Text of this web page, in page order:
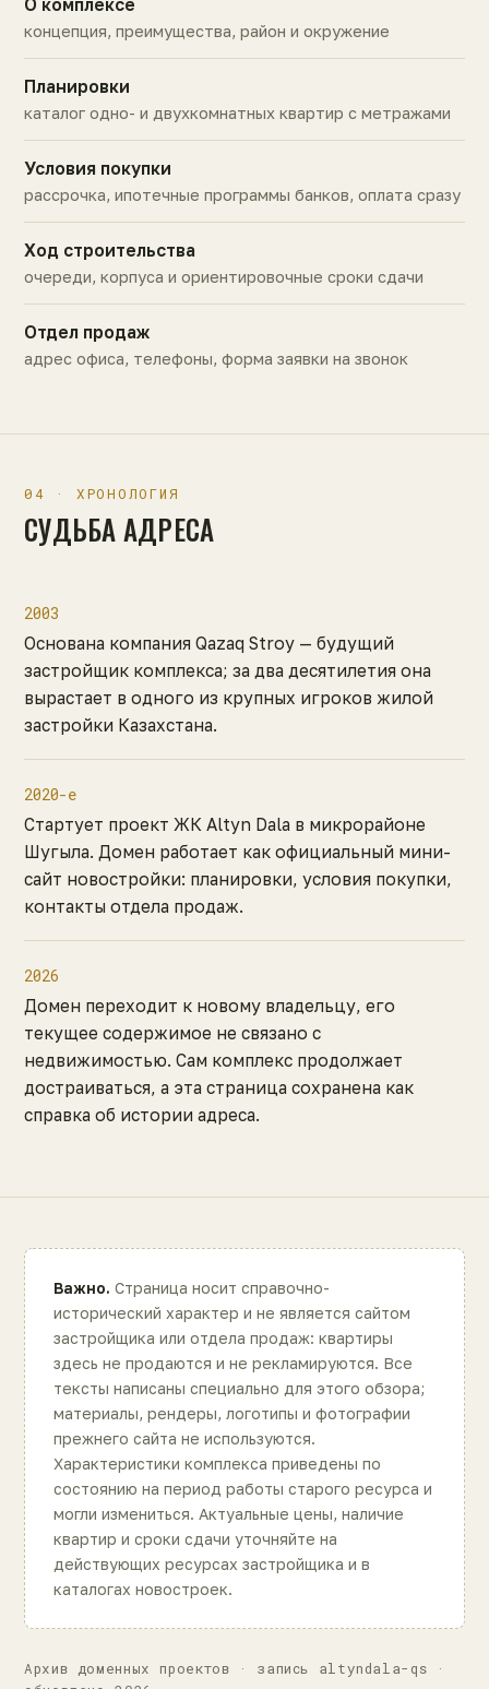
О комплексе
концепция, преимущества, район и окружение
Планировки
каталог одно- и двухкомнатных квартир с метражами
Условия покупки
рассрочка, ипотечные программы банков, оплата сразу
Ход строительства
очереди, корпуса и ориентировочные сроки сдачи
Отдел продаж
адрес офиса, телефоны, форма заявки на звонок
04 · ХРОНОЛОГИЯ
СУДЬБА АДРЕСА
2003
Основана компания Qazaq Stroy — будущий
застройщик комплекса; за два десятилетия она
вырастает в одного из крупных игроков жилой
застройки Казахстана.
2020-е
Стартует проект ЖК Altyn Dala в микрорайоне
Шугыла. Домен работает как официальный мини-
сайт новостройки: планировки, условия покупки,
контакты отдела продаж.
2026
Домен переходит к новому владельцу, его
текущее содержимое не связано с
недвижимостью. Сам комплекс продолжает
достраиваться, а эта страница сохранена как
справка об истории адреса.
Важно. Страница носит справочно-
исторический характер и не является сайтом
застройщика или отдела продаж: квартиры
здесь не продаются и не рекламируются. Все
тексты написаны специально для этого обзора;
материалы, рендеры, логотипы и фотографии
прежнего сайта не используются.
Характеристики комплекса приведены по
состоянию на период работы старого ресурса и
могли измениться. Актуальные цены, наличие
квартир и сроки сдачи уточняйте на
действующих ресурсах застройщика и в
каталогах новостроек.
Архив доменных проектов · запись altyndala-qs ·